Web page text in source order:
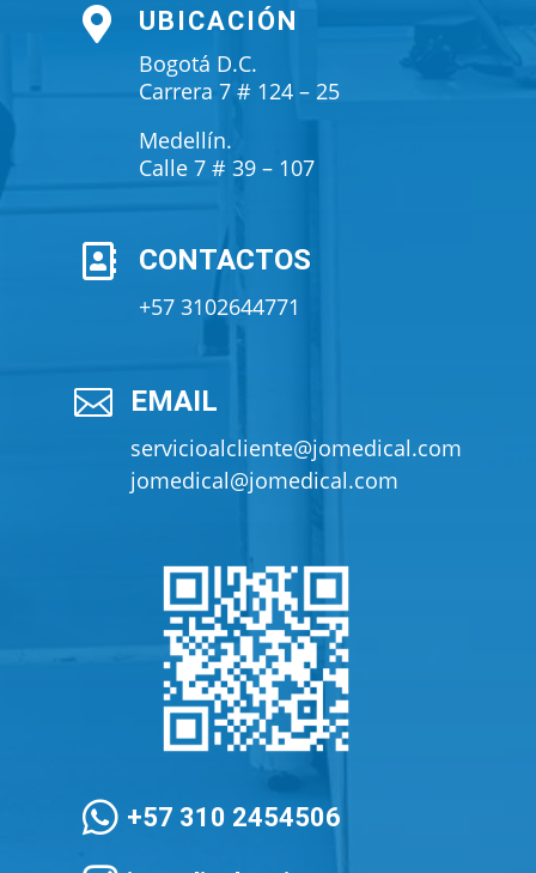
 UBICACIÓN
Bogotá D.C.
Carrera 7 # 124 – 25
Medellín.
Calle 7 # 39 – 107
 CONTACTOS
+57 3102644771
 EMAIL
servicioalcliente@jomedical.com
jomedical@jomedical.com
 +57 310 2454506